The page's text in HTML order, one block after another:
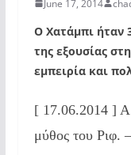
June 17, 2014
Ο Χατάμπι ήταν
της εξουσίας
εμπειρία και
[ 17.06.2014 ]
μύθος του Ριφ.